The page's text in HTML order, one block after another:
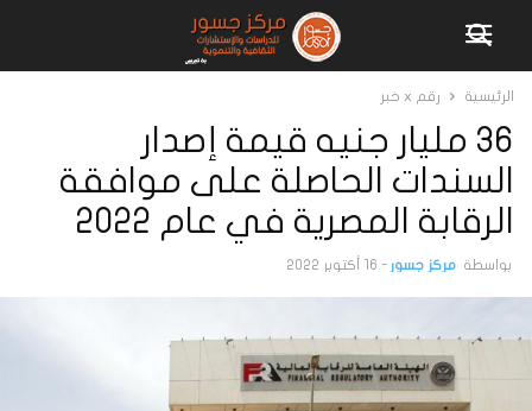
الرئيسية رقم x خبر
36 مليار جنيه قيمة إصدار
السندات الحاصلة على موافقة
الرقابة المصرية في عام ٢٠٢٢
بواسطة مركز جسور - 16 أكتوبر 2022